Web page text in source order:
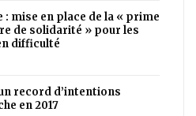
: mise en place de la « prime
de solidarité » pour les
difficulté
record d’intentions
en 2017